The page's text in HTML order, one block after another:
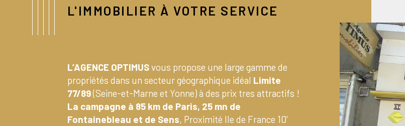
L'IMMOBILIER À VOTRE SERVICE
L’AGENCE OPTIMUSvous propose une large gamme de
propriétés dans un secteur géographique idéal Limite
77/89(Seine-et-Marne et Yonne) à des prix tres attractifs !
La campagne à 85 km de Paris, 25 mn de
Fontainebleau et de Sens, Proximité Ile de France 10’